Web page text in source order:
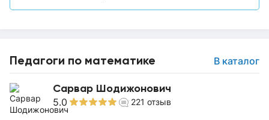
Педагоги по математике В каталог
Сарвар Шодижонович
5.0 221 отзыв